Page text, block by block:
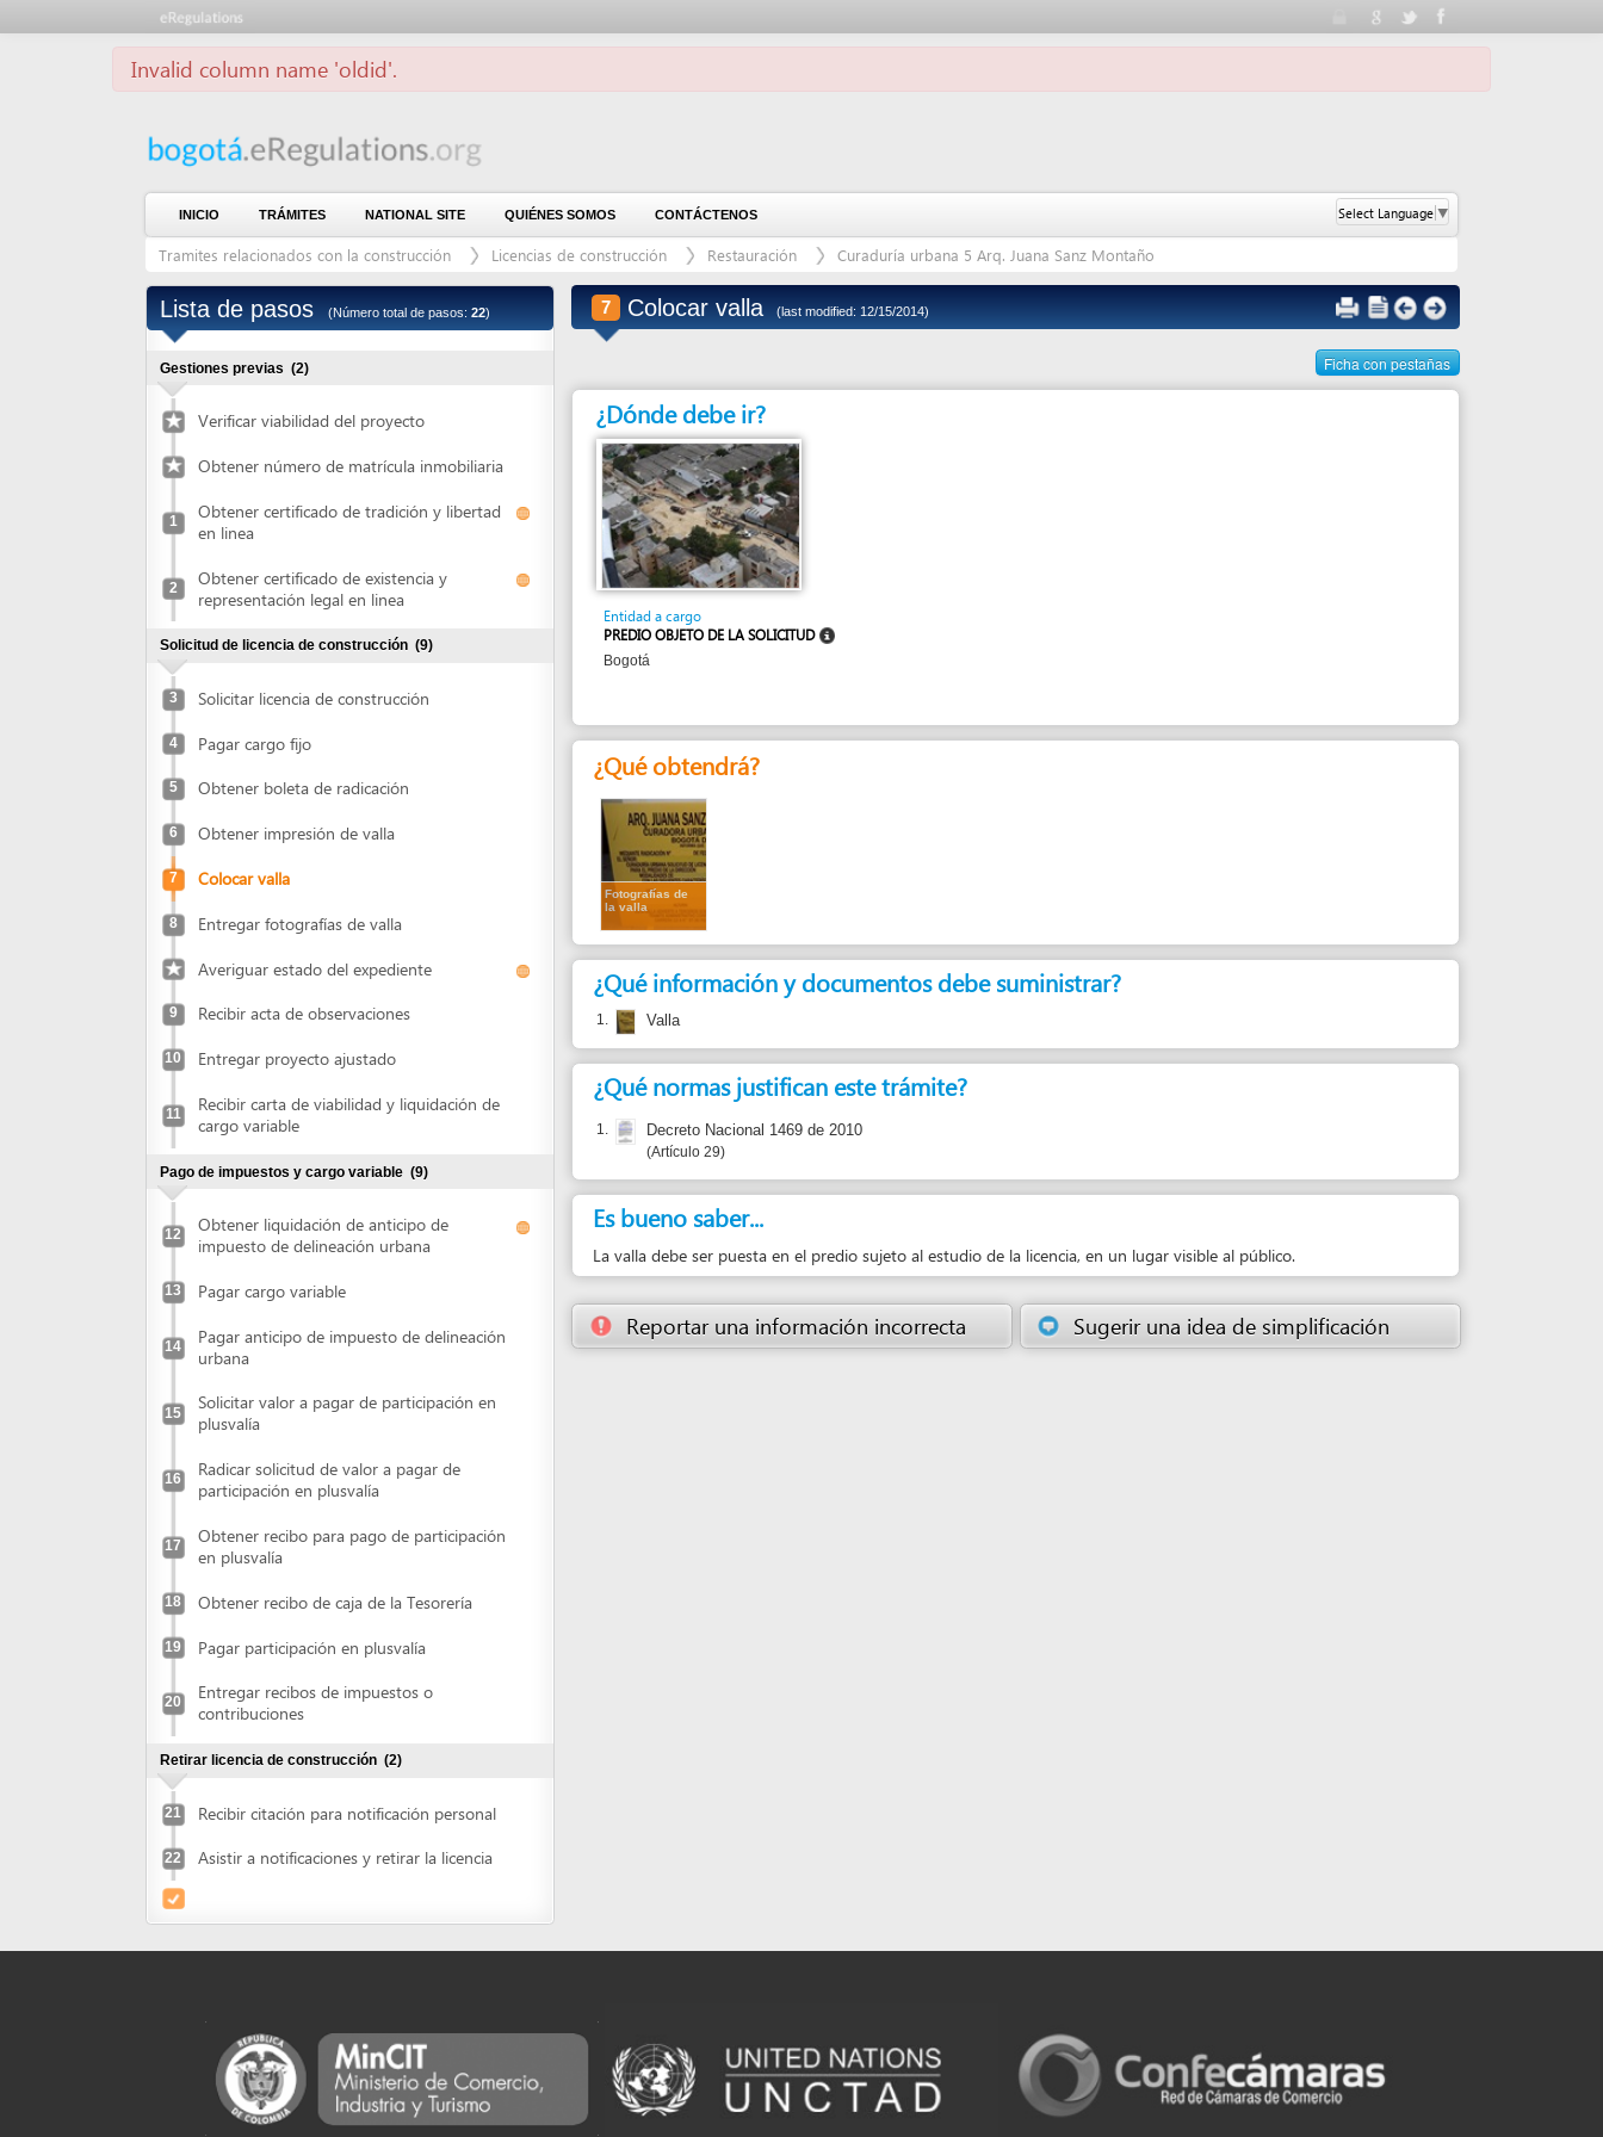
Invalid column name 'oldid'.
INICIO TRÁMITES NATIONAL SITE QUIÉNES SOMOS CONTÁCTENOS Select Language ▼
Tramites relacionados con la construcción
Lista de pasos (Número total de pasos:22)
Gestiones previas(2)
Verificar viabilidad del proyecto
Obtener número de matrícula inmobiliaria
Obtener certificado de tradición y libertad
en linea
Obtener certificado de existencia y
representación legal en linea
Solicitud de licencia de construcción(9)
Solicitar licencia de construcción
Obtener boleta de radicación
Obtener impresión de valla
Colocar valla
Entregar fotografías de valla
Averiguar estado del expediente
Recibir acta de observaciones
10 Entregar proyecto ajustado
Recibir carta de viabilidad y liquidación de
cargo variable
Pago de impuestos y cargo variable(9)
12 Obtener liquidación de anticipo de
impuesto de delineación urbana
13 Pagar cargo variable
14
Pagar anticipo de impuesto de delineación
urbana
15
plusvalía
16 Radicar solicitud de valor a pagar de
participación en plusvalía
17 Obtener recibo para pago de participación
en plusvalía
19 Pagar participación en plusvalía
20
Entregar recibos de impuestos o
contribuciones
Retirar licencia de construcción(2)
21 Recibir citación para notificación personal
Asistir a notificaciones y retirar la licencia
Colocar valla (last modified: 12/15/2014)
Ficha con pestañas
Entidad a cargo
PREDIO OBJETO DE LA SOLICITUD
Fotografías de
¿Qué información y documentos debe suministrar?
Valla
¿Qué normas justifican este trámite?
Decreto Nacional 1469 de 2010
Artículo 29
Es bueno saber...
La valla debe ser puesta en el predio sujeto al estudio de la licencia, en un lugar visible al público.
Reportar una información incorrecta
Powered by eRegulations (c), a content management system developed by UNCTAD's and licensed under